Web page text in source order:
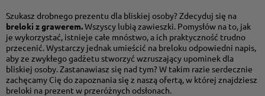
Szukasz drobnego prezentu dla bliskiej osoby? Zdecyduj się na
breloki z grawerem.Wszyscy lubią zawieszki. Pomysłów na to, jak
je wykorzystać, istnieje całe mnóstwo, a ich praktyczność trudno
przecenić. Wystarczy jednak umieścić na breloku odpowiedni napis,
aby ze zwykłego gadżetu stworzyć wzruszający upominek dla
bliskiej osoby. Zastanawiasz się nad tym? W takim razie serdecznie
zachęcamy Cię do zapoznania się z naszą ofertą, w której znajdziesz
breloki na prezent w przeróżnych odsłonach.